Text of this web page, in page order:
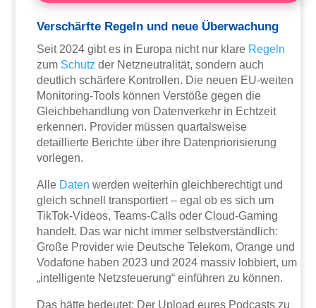
Verschärfte Regeln und neue Überwachung
Seit 2024 gibt es in Europa nicht nur klare Regeln
zum Schutz der Netzneutralität, sondern auch
deutlich schärfere Kontrollen. Die neuen EU-weiten
Monitoring-Tools können Verstöße gegen die
Gleichbehandlung von Datenverkehr in Echtzeit
erkennen. Provider müssen quartalsweise
detaillierte Berichte über ihre Datenpriorisierung
vorlegen.
Alle Daten werden weiterhin gleichberechtigt und
gleich schnell transportiert – egal ob es sich um
TikTok-Videos, Teams-Calls oder Cloud-Gaming
handelt. Das war nicht immer selbstverständlich:
Große Provider wie Deutsche Telekom, Orange und
Vodafone haben 2023 und 2024 massiv lobbiert, um
„intelligente Netzsteuerung“ einführen zu können.
Das hätte bedeutet: Der Upload eures Podcasts zu